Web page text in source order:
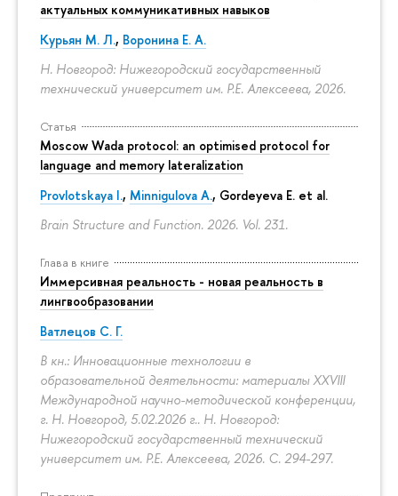
актуальных коммуникативных навыков
Курьян М. Л., Воронина Е. А.
Н. Новгород: Нижегородский государственный
технический университет им. Р.Е. Алексеева, 2026.
Статья
Moscow Wada protocol: an optimised protocol for
language and memory lateralization
Provlotskaya I., Minnigulova A., Gordeyeva E. et al.
Brain Structure and Function. 2026. Vol. 231.
Глава в книге
Иммерсивная реальность - новая реальность в
лингвообразовании
Ватлецов С. Г.
В кн.: Инновационные технологии в
образовательной деятельности: материалы XXVIII
Международной научно-методической конференции,
г. Н. Новгород, 5.02.2026 г.. Н. Новгород:
Нижегородский государственный технический
университет им. Р.Е. Алексеева, 2026. С. 294-297.